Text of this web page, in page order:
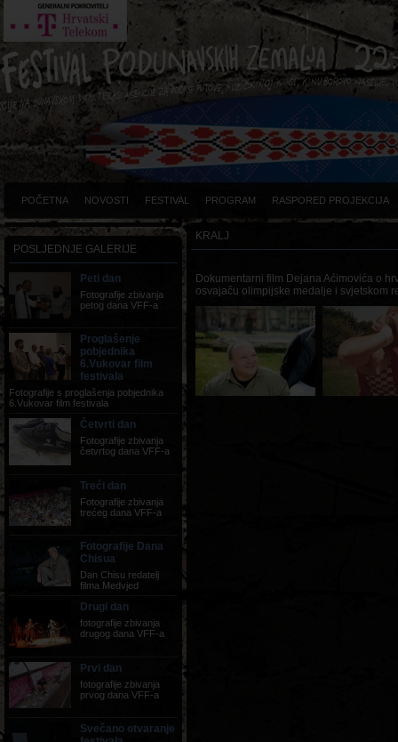
POČETNA NOVOSTI FESTIVAL PROGRAM RASPORED PROJEKCIJA
POSLJEDNJE GALERIJE
Peti dan
Fotografije zbivanja
petog dana VFF-a
Proglašenje
pobjednika
6.Vukovar film
festivala
Fotografije s proglašenja pobjednika
6.Vukovar film festivala
Četvrti dan
Fotografije zbivanja
četvrtog dana VFF-a
Treći dan
Fotografije zbivanja
trećeg dana VFF-a
Fotografije Dana
Chisua
Dan Chisu redatelj
filma Medvjed
Drugi dan
fotografije zbivanja
drugog dana VFF-a
Prvi dan
fotografije zbivanja
prvog dana VFF-a
Svečano otvaranje
KRALJ
Dokumentarni film Dejana Aćimovića o
osvajaču olimpijske medalje i svjetskom